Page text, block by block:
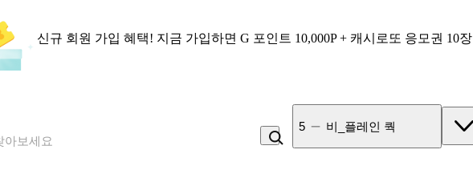
신규 회원 가입 혜택! 지금 가입하면 G 포인트 10,000P + 캐시로또 응모권 10장
아보세요
6 냉면